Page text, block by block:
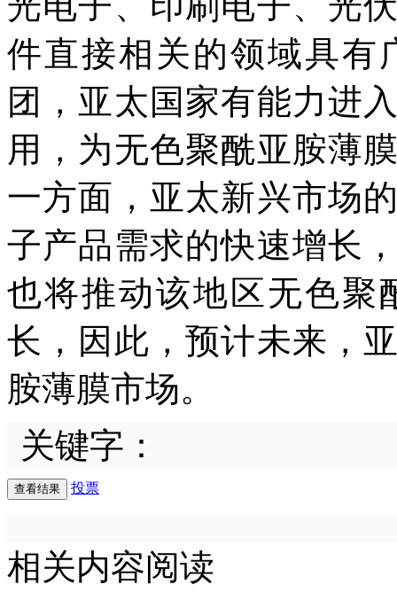
件直接相关的领域具有
团，亚太国家有能力进
用，为无色聚酰亚胺薄
一方面，亚太新兴市场
子产品需求的快速增长
也将推动该地区无色聚
长，因此，预计未来，
胺薄膜市场。
关键字：
投票
相关内容阅读